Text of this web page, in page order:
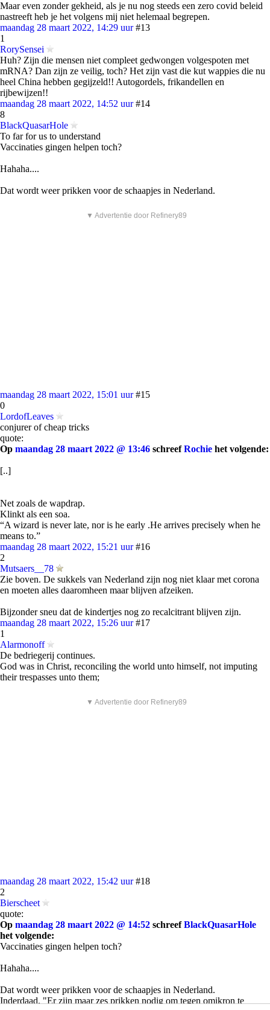
Maar even zonder gekheid, als je nu nog steeds een zero covid beleid
nastreeft heb je het volgens mij niet helemaal begrepen.
maandag 28 maart 2022, 14:29 uur #13
1
RorySensei
Huh? Zijn die mensen niet compleet gedwongen volgespoten met
mRNA? Dan zijn ze veilig, toch? Het zijn vast die kut wappies die nu
heel China hebben gegijzeld!! Autogordels, frikandellen en
rijbewijzen!!
maandag 28 maart 2022, 14:52 uur #14
8
BlackQuasarHole
To far for us to understand
Vaccinaties gingen helpen toch?
Hahaha....
Dat wordt weer prikken voor de schaapjes in Nederland.
▼ Advertentie door Refinery89
maandag 28 maart 2022, 15:01 uur #15
0
LordofLeaves
conjurer of cheap tricks
quote:
Op maandag 28 maart 2022 @ 13:46 schreefRochie het volgende:
[..]
Net zoals de wapdrap.
Klinkt als een soa.
“A wizard is never late, nor is he early .He arrives precisely when he
means to.”
maandag 28 maart 2022, 15:21 uur #16
2
Mutsaers__78
Zie boven. De sukkels van Nederland zijn nog niet klaar met corona
en moeten alles daaromheen maar blijven afzeiken.
Bijzonder sneu dat de kindertjes nog zo recalcitrant blijven zijn.
maandag 28 maart 2022, 15:26 uur #17
1
Alarmonoff
De bedriegerij continues.
God was in Christ, reconciling the world unto himself, not imputing
their trespasses unto them;
▼ Advertentie door Refinery89
maandag 28 maart 2022, 15:42 uur #18
2
Bierscheet
quote:
Op maandag 28 maart 2022 @ 14:52 schreefBlackQuasarHole
het volgende:
Vaccinaties gingen helpen toch?
Hahaha....
Dat wordt weer prikken voor de schaapjes in Nederland.
Inderdaad. "Er zijn maar zes prikken nodig om tegen omikron te